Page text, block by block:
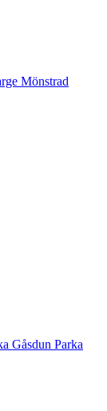
Mönstrad
Gåsdun Parka